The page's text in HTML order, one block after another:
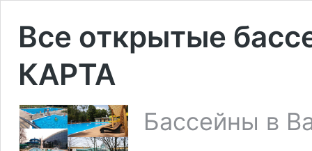
Все открытые
КАРТА
Бассейны в